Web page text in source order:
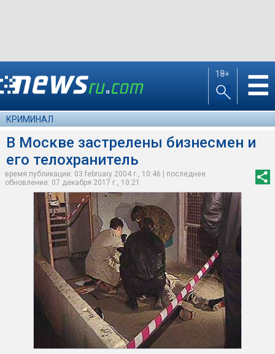
18+ ☰
КРИМИНАЛ
В Москве застрелены бизнесмен и
его телохранитель
время публикации: 03 february 2004 г., 10:46 | последнее
обновление: 07 декабря 2017 г., 10:21